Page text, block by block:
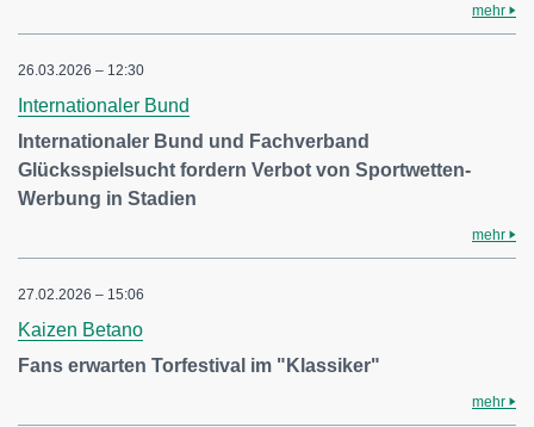
mehr
26.03.2026 – 12:30
Internationaler Bund
Internationaler Bund und Fachverband
Glücksspielsucht fordern Verbot von Sportwetten-
Werbung in Stadien
mehr
27.02.2026 – 15:06
Kaizen Betano
Fans erwarten Torfestival im "Klassiker"
mehr